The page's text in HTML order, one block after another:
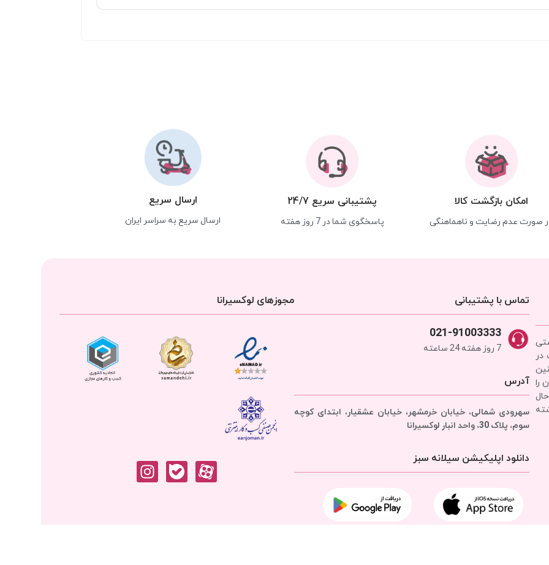
امکان بازگشت کالا
صورت عدم رضایت و ناهماهنگی
پشتیبانی سریع 24/7
پاسخگوی شما در 7 روز هفته
ارسال سریع
ارسال سریع به سراسر ایران
در
را
تماس با پشتیبانی
021-91003333
7 روز هفته 24 ساعته
آدرس
سهرودی شمالی، خیابان خرمشهر، خیابان عشقیار، ابتدای کوچه
سوم، پلاک 30، واحد انبار
لوکسیرانا
دانلود اپلیکیشن سیلانه سبز
مجوزهای لوکسیرانا